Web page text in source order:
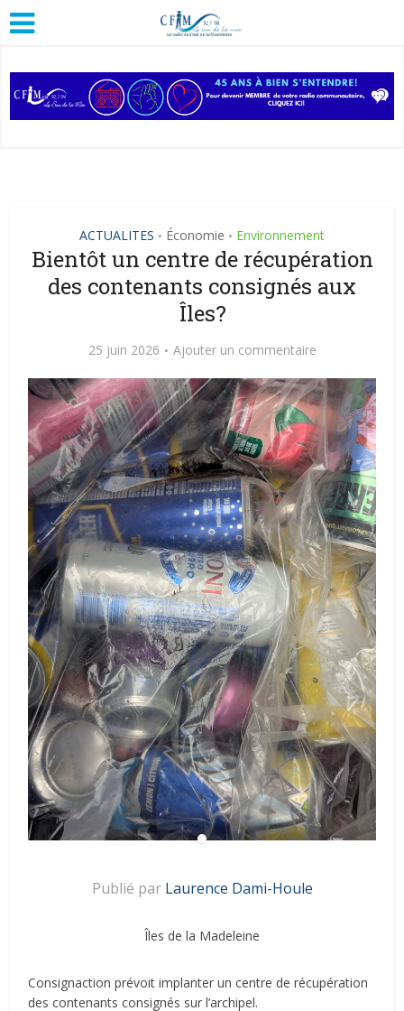
ACTUALITES • Économie • Environnement
Bientôt un centre de récupération
des contenants consignés aux
Îles?
25 juin 2026 Ajouter un commentaire
Publié par Laurence Dami-Houle
Îles de la Madeleine
Consignaction prévoit implanter un centre de récupération
des contenants consignés sur l’archipel.